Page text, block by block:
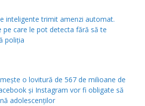
inteligente trimit amenzi automat.
pe care le pot detecta fără să te
poliția
o lovitură de 567 de milioane de
și Instagram vor fi obligate să
adolescenților